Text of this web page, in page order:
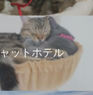
ットホテル